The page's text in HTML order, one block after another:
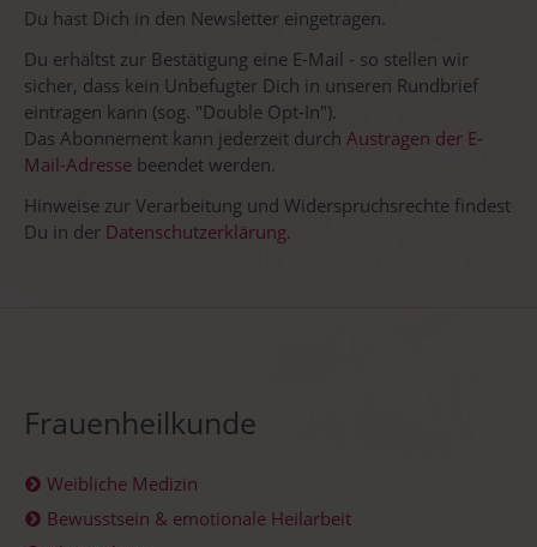
Du hast Dich in den Newsletter eingetragen.
Du erhältst zur Bestätigung eine E-Mail - so stellen wir
sicher, dass kein Unbefugter Dich in unseren Rundbrief
eintragen kann (sog. "Double Opt-In").
Das Abonnement kann jederzeit durch Austragen der E-
Mail-Adresse beendet werden.
Hinweise zur Verarbeitung und Widerspruchsrechte findest
Du in der Datenschutzerklärung.
Frauenheilkunde
Weibliche Medizin
Bewusstsein & emotionale Heilarbeit